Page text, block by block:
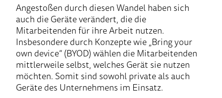
Angestoßen durch diesen Wandel haben sich
auch die Geräte verändert, die die
Mitarbeitenden für ihre Arbeit nutzen.
Insbesondere durch Konzepte wie „Bring your
own device“ (BYOD) wählen die Mitarbeitenden
mittlerweile selbst, welches Gerät sie nutzen
möchten. Somit sind sowohl private als auch
Geräte des Unternehmens im Einsatz.